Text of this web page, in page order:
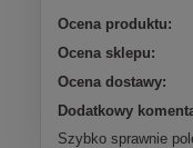
Ocena produktu:
Ocena sklepu:
Ocena dostawy:
Dodatkowy
Szybko sprawnie